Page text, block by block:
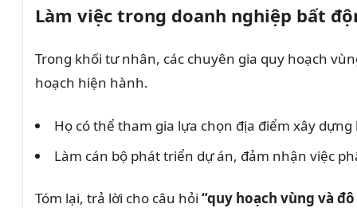
Làm việc trong doanh nghiệp bất
Trong khối tư nhân, các chuyên gia quy hoạch
hoạch hiện hành.
Họ có thể tham gia lựa chọn địa điểm xây
Làm cán bộ phát triển dự án, đảm nhận việc
Tóm lại, trả lời cho câu hỏi “quy hoạch vùng và